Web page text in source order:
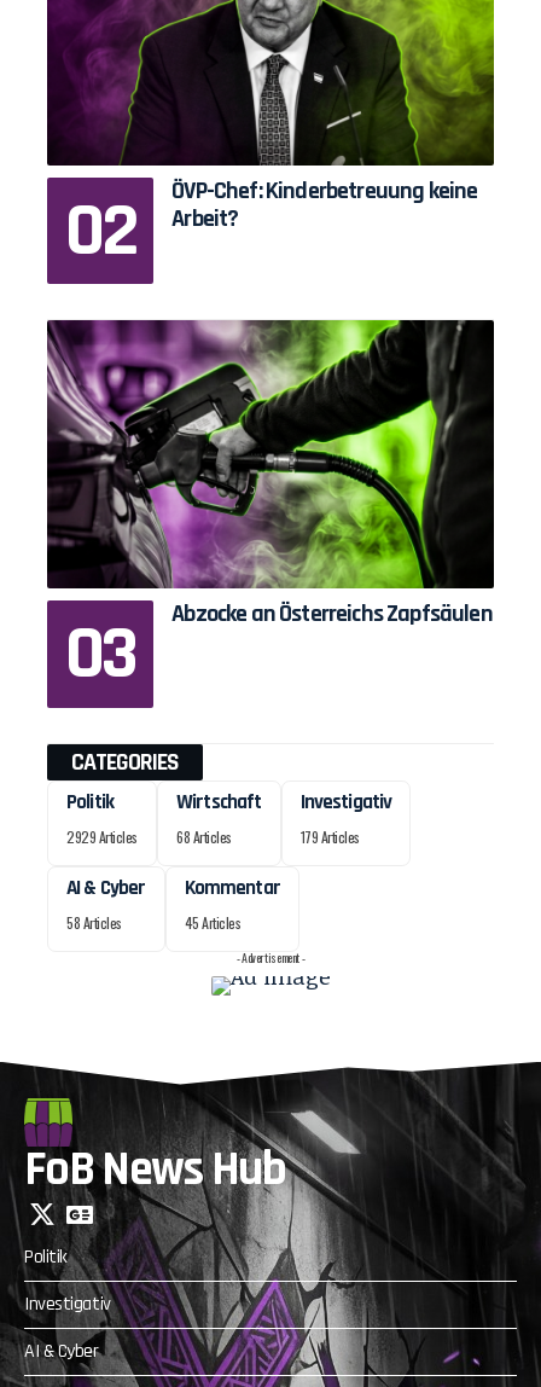
ÖVP-Chef: Kinderbetreuung keine
Arbeit?
Abzocke an Österreichs Zapfsäulen
CATEGORIES
Politik
2929 Articles
Wirtschaft
68 Articles
Investigativ
179 Articles
AI & Cyber
58 Articles
Kommentar
45 Articles
- Advertisement -
FoB News Hub
Politik
Investigativ
AI & Cyber